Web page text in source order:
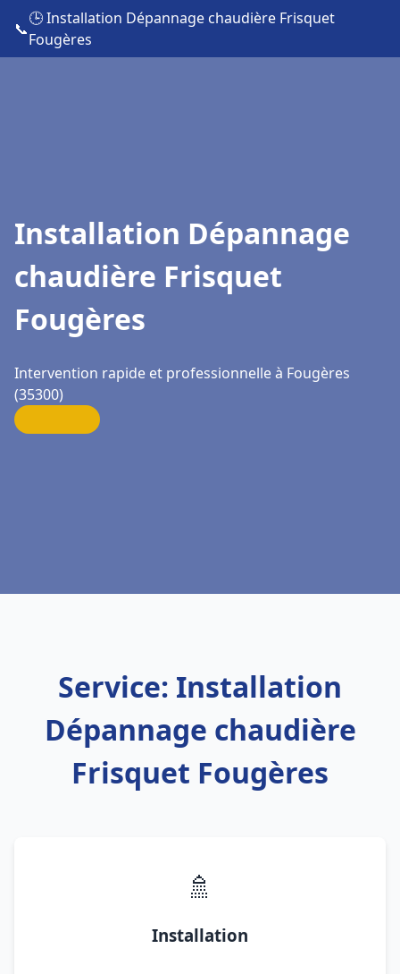
📞
🕒 Installation Dépannage chaudière Frisquet
Fougères
Installation Dépannage
chaudière Frisquet
Fougères
Intervention rapide et professionnelle à Fougères
(35300)
Service: Installation
Dépannage chaudière
Frisquet Fougères
🚿
Installation